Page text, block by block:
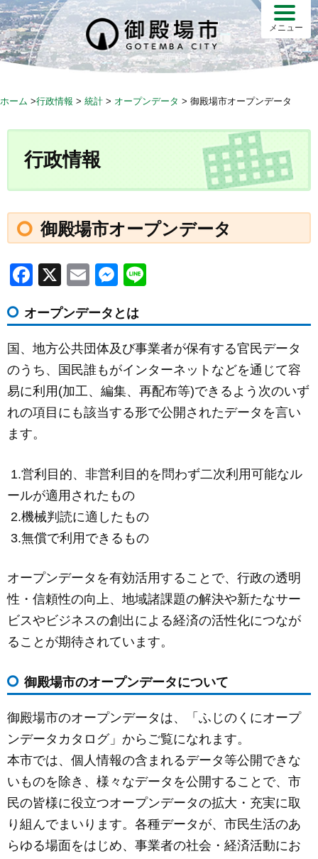
S
k
i
p
メニュー
ホーム >行政情報 > 統計 > オープンデータ > 御殿場市オープンデータ
行政情報
御殿場市オープンデータ
F
c
e
b
o
o
k
X
E
ail
M
ss
e
n
g
er
e
オープンデータとは
国、地方公共団体及び事業者が保有する官民データ
のうち、国民誰もがインターネットなどを通じて容
易に利用(加工、編集、再配布等)できるよう次のいず
れの項目にも該当する形で公開されたデータを言い
ます。
1.営利目的、非営利目的を問わず二次利用可能なル
ールが適用されたもの
2.機械判読に適したもの
3.無償で利用できるもの
オープンデータを有効活用することで、行政の透明
性・信頼性の向上、地域諸課題の解決や新たなサー
ビスやビジネスの創出による経済の活性化につなが
ることが期待されています。
御殿場市のオープンデータについて
御殿場市のオープンデータは、「ふじのくにオープ
ンデータカタログ」からご覧になれます。
本市では、個人情報の含まれるデータ等公開できな
いものを除き、様々なデータを公開することで、市
民の皆様に役立つオープンデータの拡大・充実に取
り組んでまいります。各種データが、市民生活のあ
らゆる場面をはじめ、事業者の社会・経済活動にお